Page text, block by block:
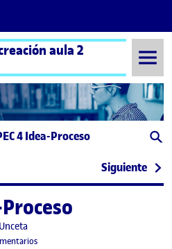
aula 2
4 Idea-Proceso
entradas
Siguiente:
2022 12:53 pmen PEC 4 Idea-Proceso